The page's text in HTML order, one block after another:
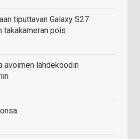
tiputtavan Galaxy S27
takakameran pois
avoimen lähdekoodin